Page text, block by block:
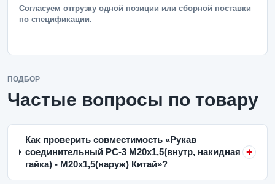
Согласуем отгрузку одной позиции или сборной поставки
по спецификации.
ПОДБОР
Частые вопросы по товару
Как проверить совместимость «Рукав
соединительный РС-3 M20x1,5(внутр, накидная
гайка) - M20x1,5(наруж) Китай»?